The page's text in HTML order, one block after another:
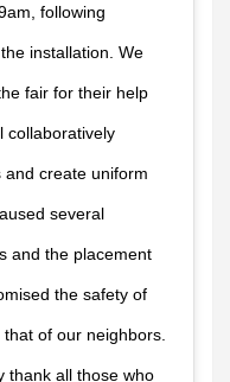
following
installation. We
fair for their help
collaboratively
create uniform
several
and the placement
the safety of
of our neighbors.
thank all those who